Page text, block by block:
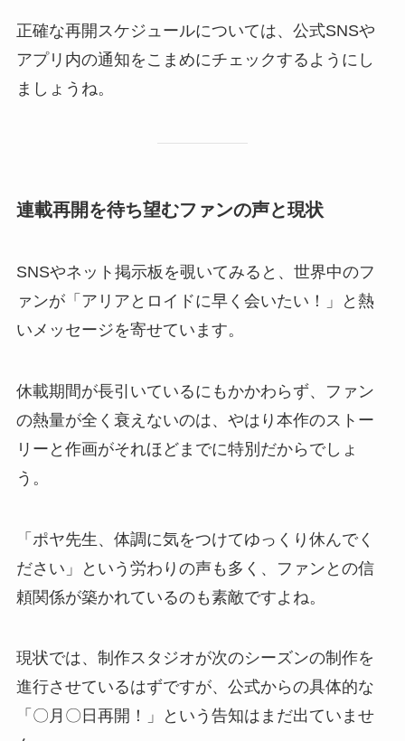
正確な再開スケジュールについては、公式SNSや
アプリ内の通知をこまめにチェックするようにし
ましょうね。
連載再開を待ち望むファンの声と現状
SNSやネット掲示板を覗いてみると、世界中のフ
ァンが「アリアとロイドに早く会いたい！」と熱
いメッセージを寄せています。
休載期間が長引いているにもかかわらず、ファン
の熱量が全く衰えないのは、やはり本作のストー
リーと作画がそれほどまでに特別だからでしょ
う。
「ポヤ先生、体調に気をつけてゆっくり休んでく
ださい」という労わりの声も多く、ファンとの信
頼関係が築かれているのも素敵ですよね。
現状では、制作スタジオが次のシーズンの制作を
進行させているはずですが、公式からの具体的な
「〇月〇日再開！」という告知はまだ出ていませ